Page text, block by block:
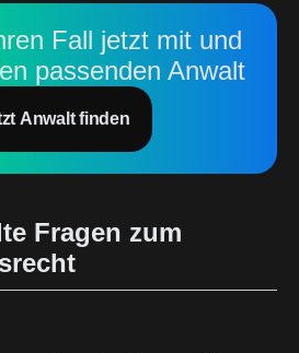
Fall jetzt mit und
passenden Anwalt
Anwalt finden
Fragen zum